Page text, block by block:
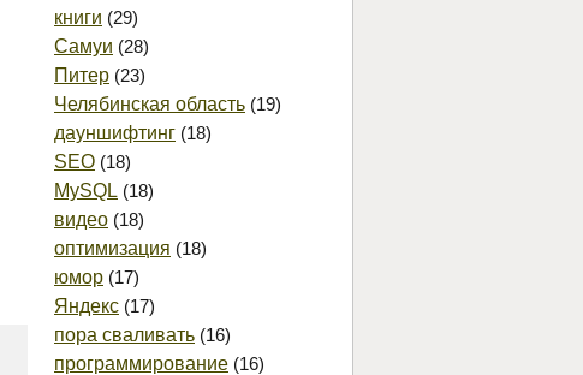
книги (29)
Самуи (28)
Питер (23)
Челябинская область (19)
дауншифтинг (18)
SEO (18)
MySQL (18)
видео (18)
оптимизация (18)
юмор (17)
Яндекс (17)
пора сваливать (16)
программирование (16)